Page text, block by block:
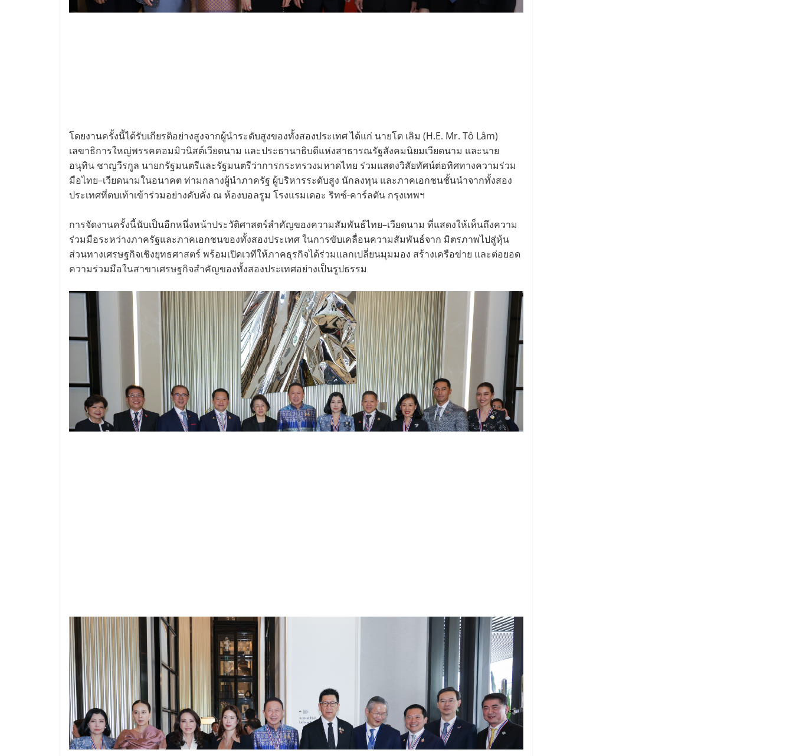
โดยงานครั้งนี้ได้รับเกียรติอย่างสูงจากผู้นำระดับสูงของทั้งสองประเทศ ได้แก่ นายโต เลิม (H.E. Mr. Tô Lâm)
เลขาธิการใหญ่พรรคคอมมิวนิสต์เวียดนาม และประธานาธิบดีแห่งสาธารณรัฐสังคมนิยมเวียดนาม และนาย
อนุทิน ชาญวีรกูล นายกรัฐมนตรีและรัฐมนตรีว่าการกระทรวงมหาดไทย ร่วมแสดงวิสัยทัศน์ต่อทิศทางความร่วม
มือไทย–เวียดนามในอนาคต ท่ามกลางผู้นำภาครัฐ ผู้บริหารระดับสูง นักลงทุน และภาคเอกชนชั้นนำจากทั้งสอง
ประเทศที่ตบเท้าเข้าร่วมอย่างคับคั่ง ณ ห้องบอลรูม โรงแรมเดอะ ริทซ์-คาร์ลตัน กรุงเทพฯ
การจัดงานครั้งนี้นับเป็นอีกหนึ่งหน้าประวัติศาสตร์สำคัญของความสัมพันธ์ไทย–เวียดนาม ที่แสดงให้เห็นถึงความ
ร่วมมือระหว่างภาครัฐและภาคเอกชนของทั้งสองประเทศ ในการขับเคลื่อนความสัมพันธ์จาก มิตรภาพไปสู่หุ้น
ส่วนทางเศรษฐกิจเชิงยุทธศาสตร์ พร้อมเปิดเวทีให้ภาคธุรกิจได้ร่วมแลกเปลี่ยนมุมมอง สร้างเครือข่าย และต่อยอด
ความร่วมมือในสาขาเศรษฐกิจสำคัญของทั้งสองประเทศอย่างเป็นรูปธรรม